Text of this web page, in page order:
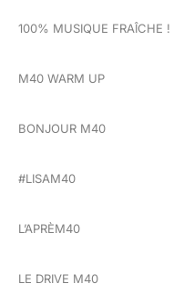
100% MUSIQUE FRAÎCHE !
M40 WARM UP
BONJOUR M40
#LISAM40
L’APRÈM40
LE DRIVE M40